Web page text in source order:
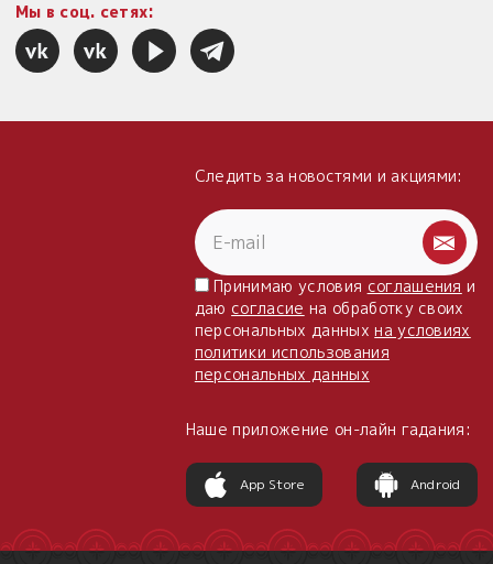
Мы в соц. сетях:
Следить за новостями и акциями:
Принимаю условия соглашения и
даю согласие на обработку своих
персональных данныхна условиях
политики использования
персональных данных
Наше приложение он-лайн гадания:
App Store Android